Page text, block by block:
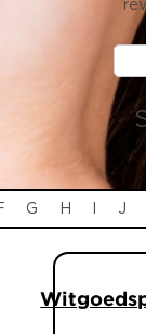
G H J